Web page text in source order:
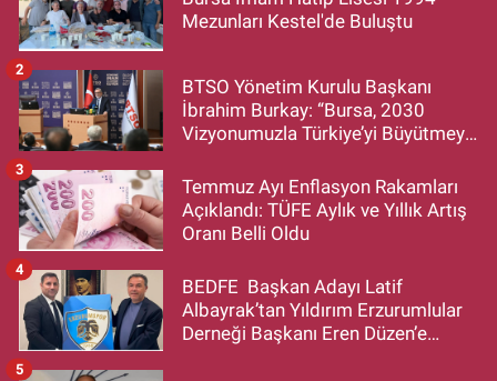
Mezunları Kestel'de Buluştu
BTSO Yönetim Kurulu Başkanı
İbrahim Burkay: “Bursa, 2030
Vizyonumuzla Türkiye’yi Büyütmeye
2
Temmuz Ayı Enflasyon Rakamları
Açıklandı: TÜFE Aylık ve Yıllık Artış
Oranı Belli Oldu
3
BEDFE Başkan Adayı Latif
Albayrak’tan Yıldırım Erzurumlular
Derneği Başkanı Eren Düzen’e
4
5